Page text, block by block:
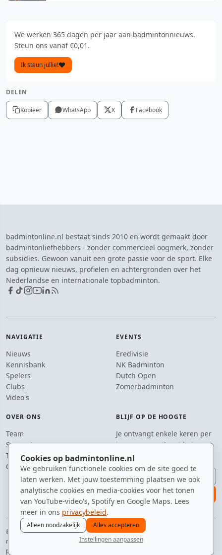
Cookies op badmintonline.nl
We gebruiken functionele cookies om de site goed te
laten werken. Met jouw toestemming plaatsen we ook
analytische cookies en media-cookies voor het tonen
van YouTube-video's, Spotify en Google Maps. Lees
meer in ons privacybeleid.
Alleen noodzakelijk
Alles accepteren
Instellingen aanpassen
We werken 365 dagen per jaar aan badmintonnieuws.
Steun ons vanaf €0,01.
Ik steun jullie!
DELEN
Kopieer WhatsApp X Facebook
badmintonline.nl bestaat sinds 2010 en wordt gemaakt door
badmintonliefhebbers - zonder commercieel oogmerk, zonder
subsidies. Gewoon vanuit een grote passie voor de sport. Elke
dag opnieuw nieuws, profielen en achtergronden over het
Nederlandse en internationale topbadminton.
NAVIGATIE
Nieuws
Kennisbank
Spelers
Clubs
Video's
EVENTS
Eredivisie
NK Badminton
Dutch Open
Zomerbadminton
OVER ONS
Team
Supporters
Tip de redactie
Contact
BLIJF OP DE HOOGTE
Je ontvangt enkele keren per
jaar een e-mail met het
laatste badmintonnieuws.
E-mailadres
aanmelden
© 2010–2026 badmintonline.nl · geobsedeerd door de perfecte service (net
niet te hoog)
privacy
spelers ranglijst zomer